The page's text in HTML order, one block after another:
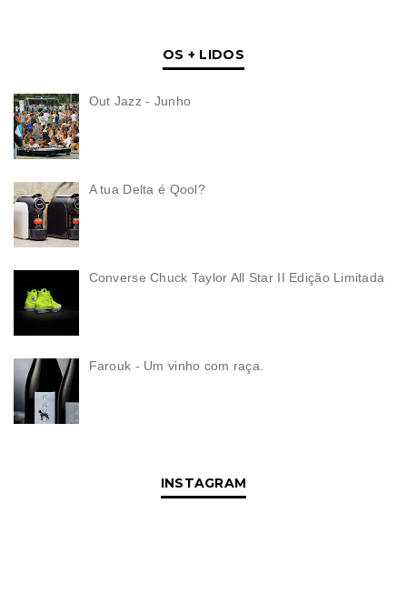
OS + LIDOS
Out Jazz - Junho
A tua Delta é Qool?
Converse Chuck Taylor All Star II Edição Limitada
Farouk - Um vinho com raça.
INSTAGRAM